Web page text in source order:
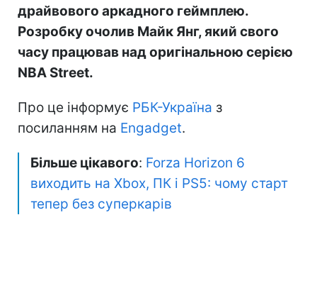
драйвового аркадного геймплею.
Розробку очолив Майк Янг, який свого
часу працював над оригінальною серією
NBA Street.
Про це інформує РБК-Україна з
посиланням на Engadget.
Більше цікавого: Forza Horizon 6
виходить на Xbox, ПК і PS5: чому старт
тепер без суперкарів